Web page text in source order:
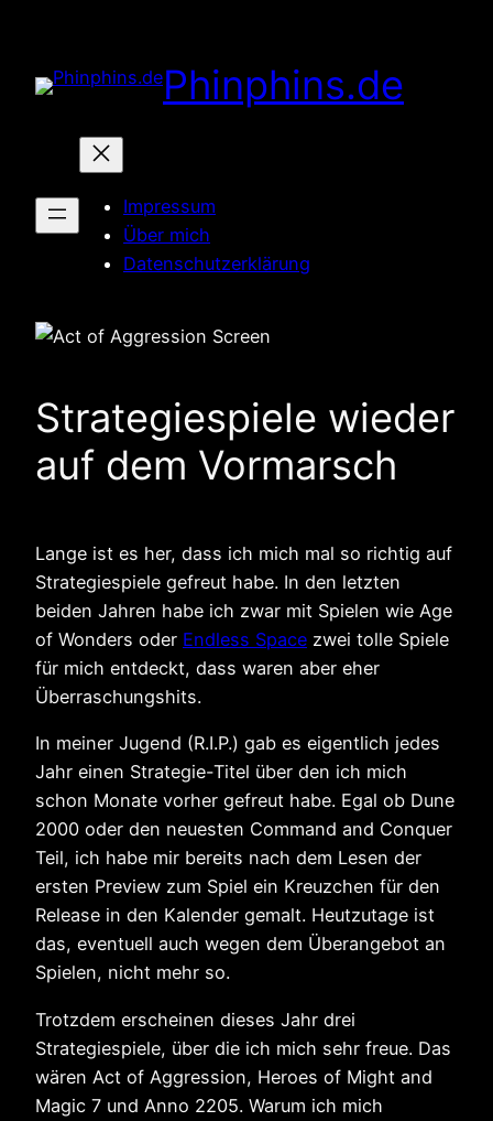
springen
Phinphins.de
Impressum
Über mich
Datenschutzerklärung
Strategiespiele wieder
auf dem Vormarsch
Lange ist es her, dass ich mich mal so richtig auf
Strategiespiele gefreut habe. In den letzten
beiden Jahren habe ich zwar mit Spielen wie Age
of Wonders oder Endless Space zwei tolle Spiele
für mich entdeckt, dass waren aber eher
Überraschungshits.
In meiner Jugend (R.I.P.) gab es eigentlich jedes
Jahr einen Strategie-Titel über den ich mich
schon Monate vorher gefreut habe. Egal ob Dune
2000 oder den neuesten Command and Conquer
Teil, ich habe mir bereits nach dem Lesen der
ersten Preview zum Spiel ein Kreuzchen für den
Release in den Kalender gemalt. Heutzutage ist
das, eventuell auch wegen dem Überangebot an
Spielen, nicht mehr so.
Trotzdem erscheinen dieses Jahr drei
Strategiespiele, über die ich mich sehr freue. Das
wären Act of Aggression, Heroes of Might and
Magic 7 und Anno 2205. Warum ich mich